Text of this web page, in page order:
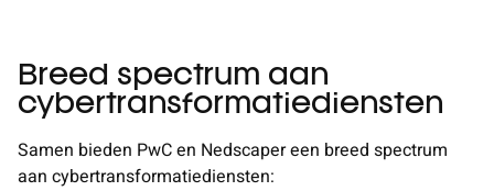
Breed spectrum aan
cybertransformatiediensten
Samen bieden PwC en Nedscaper een breed spectrum
aan cybertransformatiediensten: